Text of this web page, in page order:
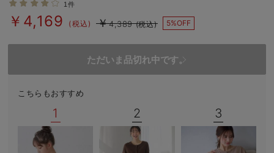
Gift Selection 出産祝い
入院準備の持ち物チェック
1件
￥4,389 (税込)
￥4,169 (税込) 5%OFF
ただいま品切れ中です。
こちらもおすすめ
1 2 3